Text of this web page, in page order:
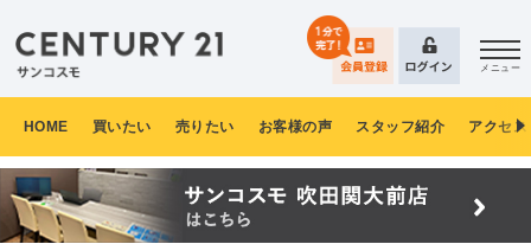
メニュー
HOME 買いたい 売りたい お客様の声 スタッフ紹介 アクセ